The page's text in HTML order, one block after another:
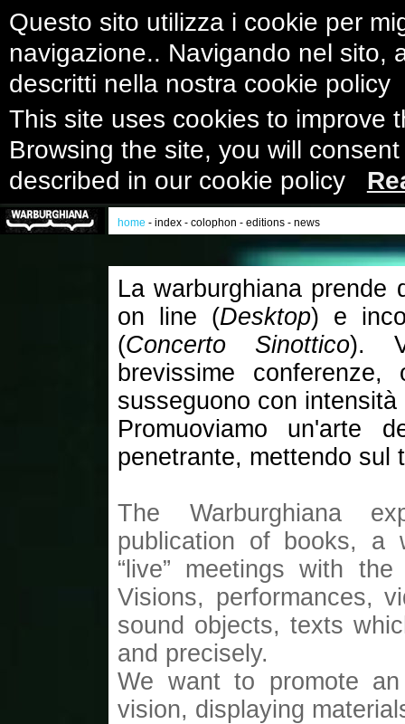
Questo sito utilizza i cookie per
navigazione.. Navigando nel sito,
descritti nella nostra cookie
This site uses cookies to improve
Browsing the site, you will
described in our cookie policy
home - index - colophon - editions - news
La warburghiana
on line (Desktop) e
(Concerto Sinottico).
brevissime
susseguono con
Promuoviamo un'arte
penetrante, mettendo sul
The Warburghiana
publication of books, a
“live” meetings with
Visions, performances,
sound objects, texts
and precisely.
We want to promote
vision, displaying